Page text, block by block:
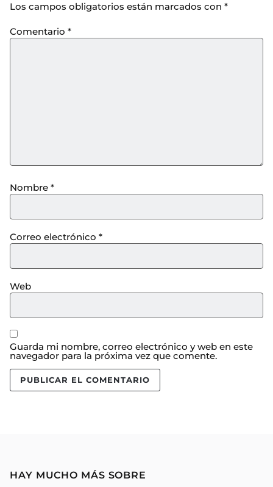
Los campos obligatorios están marcados con *
Comentario *
Nombre *
Correo electrónico *
Web
Guarda mi nombre, correo electrónico y web en este
navegador para la próxima vez que comente.
HAY MUCHO MÁS SOBRE